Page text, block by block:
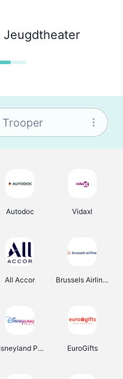
Jeugdtheater
Autodoc Vidaxl
All Accor Brussels Airlines
Disneyland Paris EuroGifts